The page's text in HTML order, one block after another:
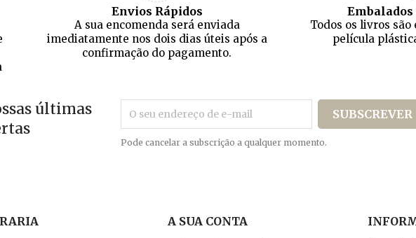
Envios Rápidos
A sua encomenda será enviada
imediatamente nos dois dias úteis após a
confirmação do pagamento.
Todos os livros são
película
últimas
Pode cancelar a subscrição a qualquer momento.
A SUA CONTA